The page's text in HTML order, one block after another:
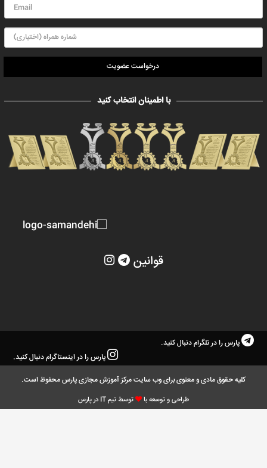
درخواست عضویت
با اطمینان انتخاب کنید
قوانین
پارس را در تلگرام دنبال کنید.
پارس را در اینستاگرام دنبال کنید.
کلیه حقوق مادی و معنوی برای وب سایت مرکز آموزش مجازی پارس محفوظ است.
طراحی و توسعه با توسط تیم IT در پارس